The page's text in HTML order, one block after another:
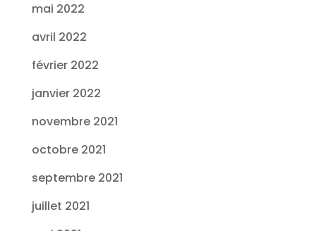
mai 2022
avril 2022
février 2022
janvier 2022
novembre 2021
octobre 2021
septembre 2021
juillet 2021